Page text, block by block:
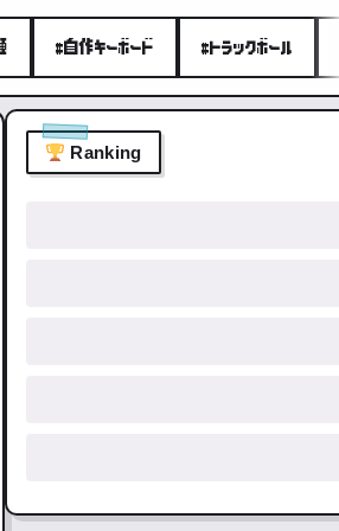
#自作キーボード #トラックボール
Ranking